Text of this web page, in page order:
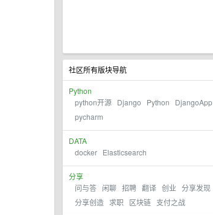
社区所有版块导航
Python
python开源 Django Python
DjangoApp
pycharm
DATA
docker Elasticsearch
分享
问与答 闲聊 招聘 翻译 创业 分享发现
分享创造 求职 区块链 支付之战